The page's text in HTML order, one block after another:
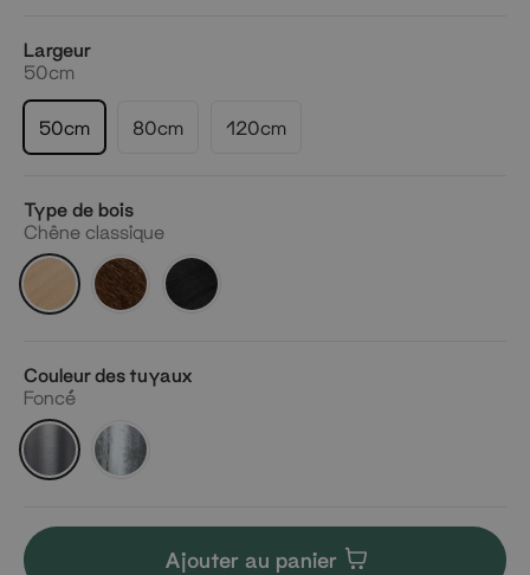
Largeur
50cm
50cm 80cm 120cm
Type de bois
Chêne classique
Chêne
classique
Chêne
fumé
Chêne
foncé
Couleur des tuyaux
Foncé
Foncé Argenté
Ajouter au panier